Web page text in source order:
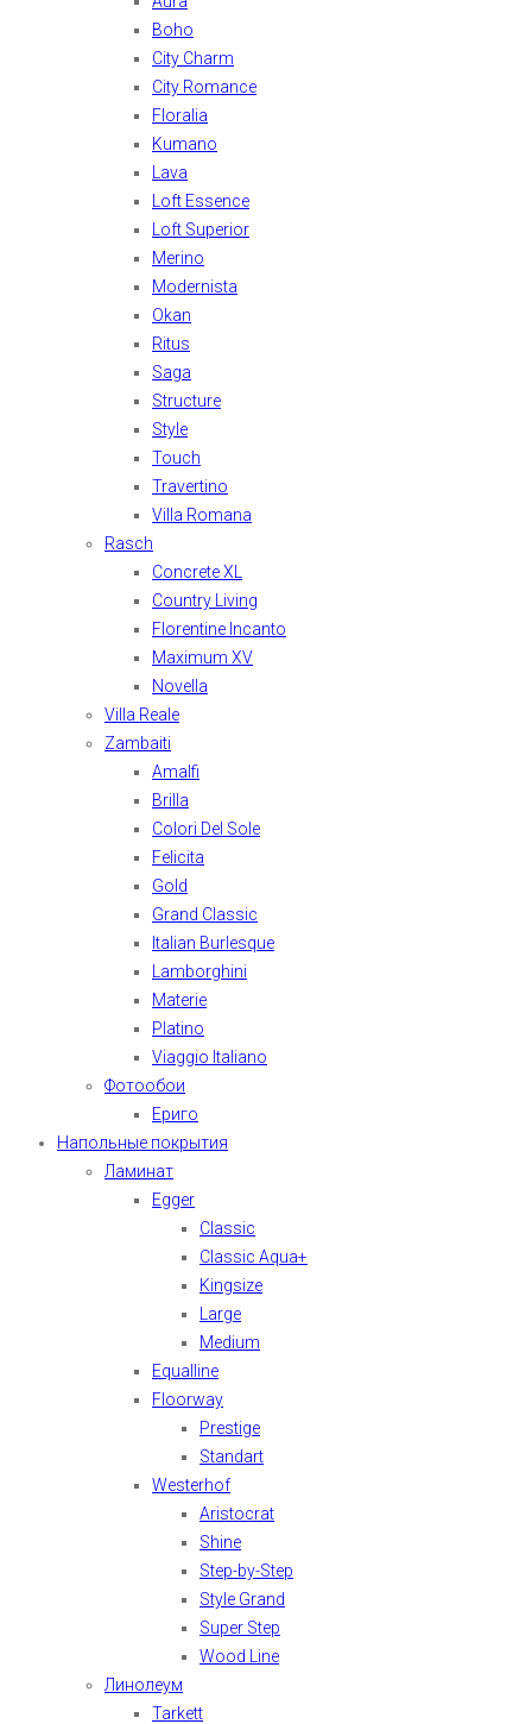
Boho
City Charm
City Romance
Floralia
Kumano
Lava
Loft Essence
Loft Superior
Merino
Modernista
Okan
Ritus
Saga
Structure
Style
Touch
Travertino
Villa Romana
Rasch
Concrete XL
Country Living
Florentine Incanto
Maximum XV
Novella
Villa Reale
Zambaiti
Amalfi
Brilla
Colori Del Sole
Felicita
Gold
Grand Classic
Italian Burlesque
Lamborghini
Materie
Platino
Viaggio Italiano
Фотообои
Ериго
Напольные покрытия
Ламинат
Egger
Classic
Classic Aqua+
Kingsize
Large
Medium
Equalline
Floorway
Prestige
Standart
Westerhof
Aristocrat
Shine
Step-by-Step
Style Grand
Super Step
Wood Line
Линолеум
Tarkett